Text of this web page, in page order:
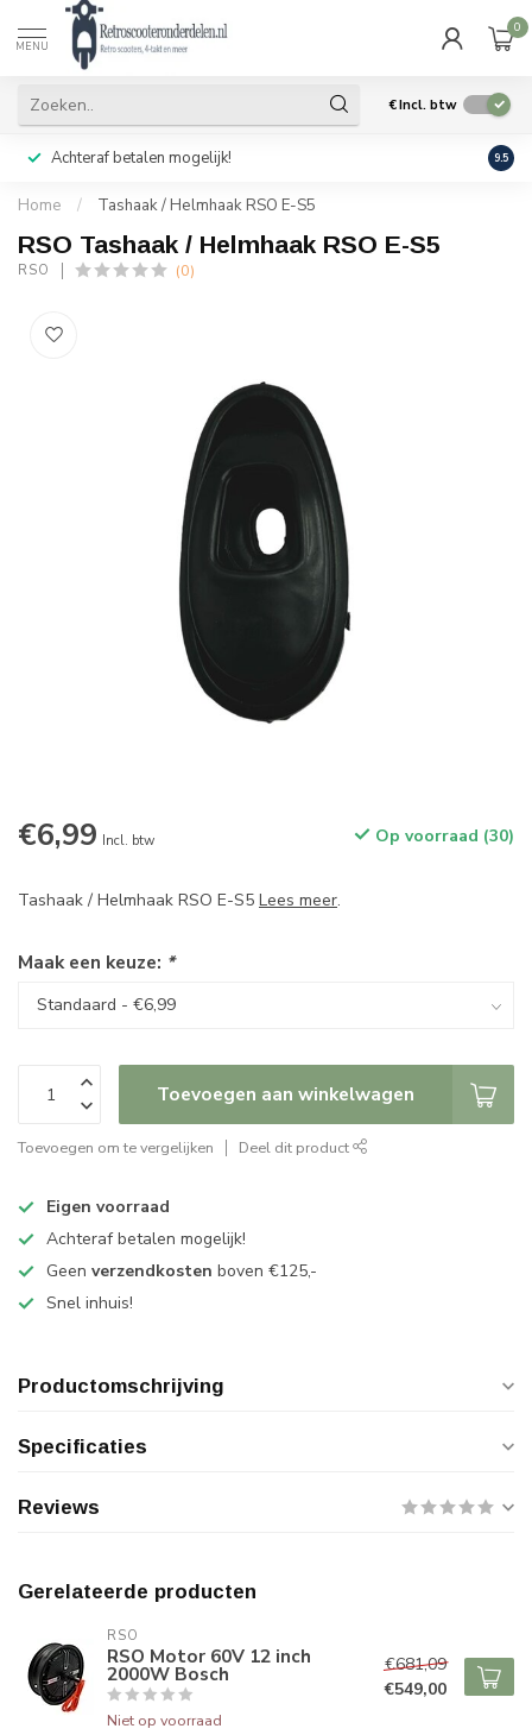
MENU
0
€Incl. btw
Achteraf betalen mogelijk! Geen
9.5
Home / Tashaak / Helmhaak RSO E-S5
RSO Tashaak / Helmhaak RSO E-S5
RSO (0)
€6,99 Incl. btw Op voorraad (30)
Tashaak / Helmhaak RSO E-S5 Lees meer.
Maak een keuze: *
Toevoegen aan winkelwagen
Toevoegen om te vergelijken Deel dit product
Eigen voorraad
Achteraf betalen mogelijk!
Geen verzendkosten boven €125,-
Snel inhuis!
Productomschrijving
Specificaties
Reviews
Gerelateerde producten
RSO
RSO Motor 60V 12 inch
2000W Bosch
Niet op voorraad
€681,09
€549,00